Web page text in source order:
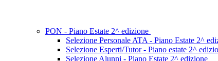
PON - Piano Estate 2^ edizione
Selezione Personale ATA - Piano Estate 2^
Selezione Esperti/Tutor - Piano estate 2^
Selezione Alunni - Piano Estate 2^ edizione